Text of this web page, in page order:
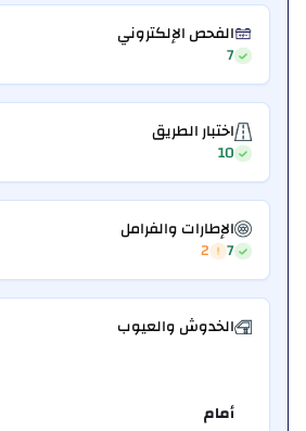
الفحص الإلكتروني
7
اختبار الطريق
10
الإطارات والفرامل
7
2
الخدوش والعيوب
أمام